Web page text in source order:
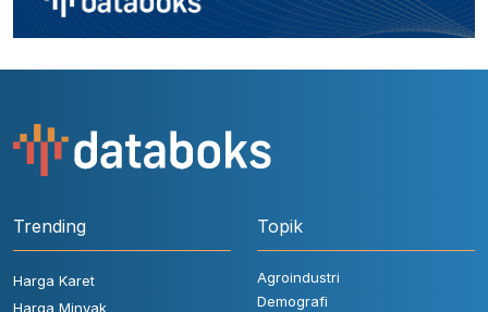
Trending
Harga Karet
Harga Minyak
Topik
Agroindustri
Demografi